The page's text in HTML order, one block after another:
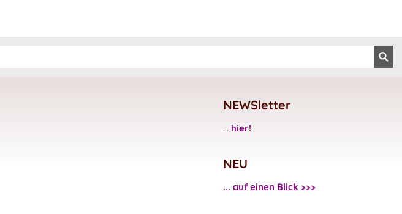
NEWSletter
... hier!
NEU
... auf einen Blick >>>